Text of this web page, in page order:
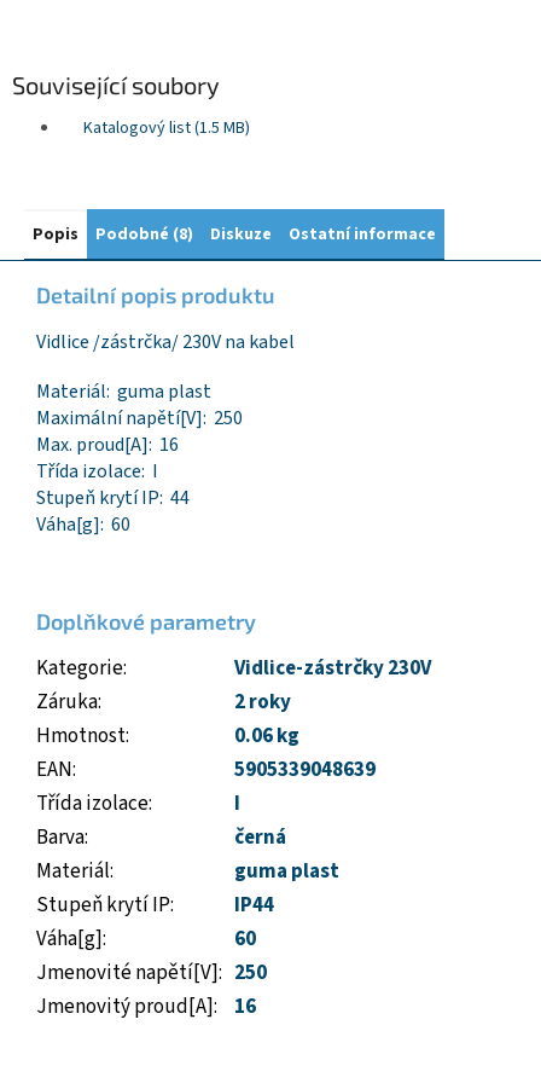
Související soubory
Katalogový list (1.5 MB)
Popis Podobné (8) Diskuze Ostatní informace
Detailní popis produktu
Vidlice /zástrčka/ 230V na kabel
Materiál: guma plast
Maximální napětí[V]: 250
Max. proud[A]: 16
Třída izolace: I
Stupeň krytí IP: 44
Váha[g]: 60
Doplňkové parametry
Kategorie:
Vidlice-zástrčky 230V
Záruka:
2 roky
Hmotnost:
0.06 kg
EAN:
5905339048639
Třída izolace:
I
Barva:
černá
Materiál:
guma plast
Stupeň krytí IP:
IP44
Váha[g]:
60
Jmenovité napětí[V]: 250
Jmenovitý proud[A]: 16